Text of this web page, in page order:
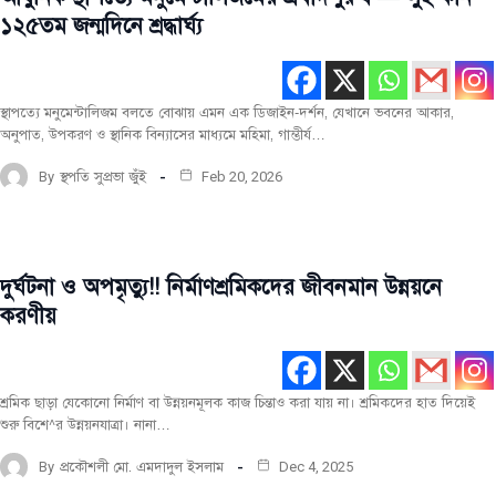
রচনা
পোস্ট
১২৫তম জন্মদিনে শ্রদ্ধার্ঘ্য
স্থাপত্যে মনুমেন্টালিজম বলতে বোঝায় এমন এক ডিজাইন-দর্শন, যেখানে ভবনের আকার,
অনুপাত, উপকরণ ও স্থানিক বিন্যাসের মাধ্যমে মহিমা, গাম্ভীর্য…
By স্থপতি সুপ্রভা জুঁই Feb 20, 2026
বিশেষ
রচনা
দুর্ঘটনা ও অপমৃত্যু!! নির্মাণশ্রমিকদের জীবনমান উন্নয়নে
করণীয়
শ্রমিক ছাড়া যেকোনো নির্মাণ বা উন্নয়নমূলক কাজ চিন্তাও করা যায় না। শ্রমিকদের হাত দিয়েই
শুরু বিশে^র উন্নয়নযাত্রা। নানা…
By প্রকৌশলী মো. এমদাদুল ইসলাম Dec 4, 2025